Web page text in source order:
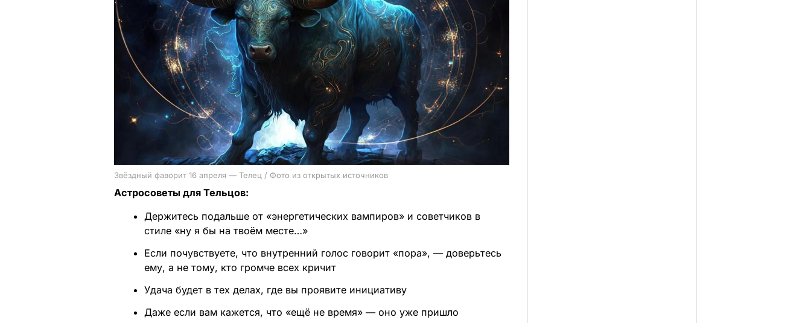
Звёздный фаворит 16 апреля — Телец / Фото из открытых источников
Астросоветы для Тельцов:
Держитесь подальше от «энергетических вампиров» и советчиков в
стиле «ну я бы на твоём месте…»
Если почувствуете, что внутренний голос говорит «пора», — доверьтесь
ему, а не тому, кто громче всех кричит
Удача будет в тех делах, где вы проявите инициативу
Даже если вам кажется, что «ещё не время» — оно уже пришло